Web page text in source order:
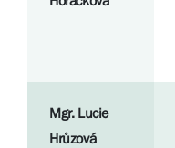
Mgr. Lucie
Hrůzová